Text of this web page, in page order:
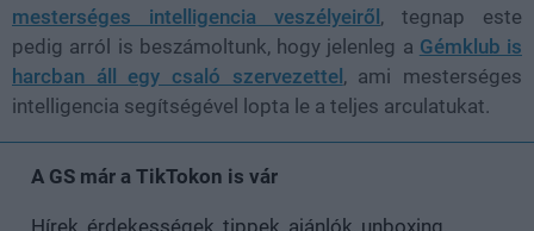
mesterséges intelligencia veszélyeiről , tegnap este
pedig arról is beszámoltunk, hogy jelenleg a Gémklub is
harcban áll egy csaló szervezettel , ami mesterséges
intelligencia segítségével lopta le a teljes arculatukat.
A GS már a TikTokon is vár
Hírek, érdekességek, tippek, ajánlók, unboxing,